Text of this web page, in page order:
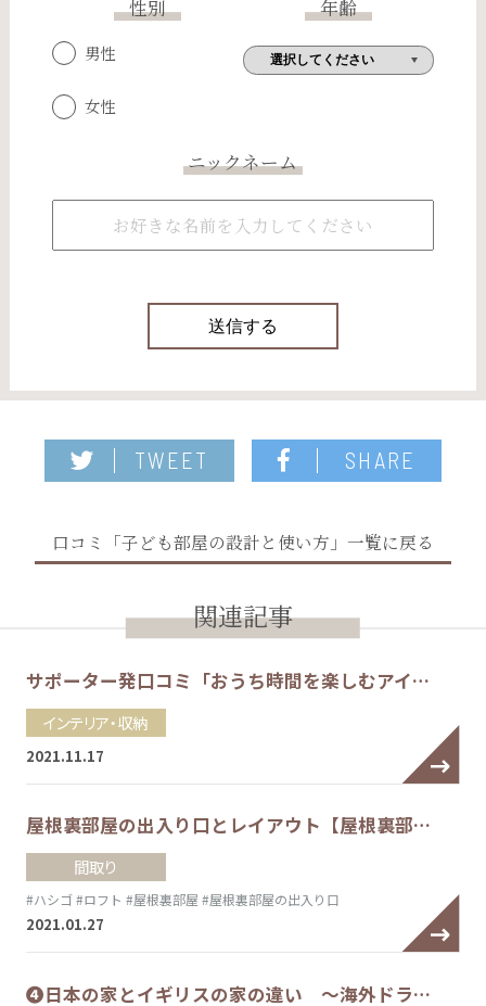
性別
男性
女性
年齢
ニックネーム
TWEET SHARE
口コミ「子ども部屋の設計と使い方」一覧に戻る
関連記事
サポーター発口コミ「おうち時間を楽しむアイ…
インテリア・収納
2021.11.17
屋根裏部屋の出入り口とレイアウト【屋根裏部…
間取り
#ハシゴ #ロフト #屋根裏部屋 #屋根裏部屋の出入り口
2021.01.27
❹日本の家とイギリスの家の違い ～海外ドラ…